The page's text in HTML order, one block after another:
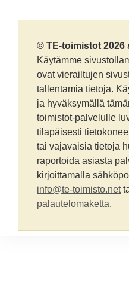
© TE-toimistot 2026
Käytämme
ovat vierailtujen
tallentamia tietoja.
ja hyväksymällä
toimistot-palvelulle
tilapäisesti
tai vajavaisia tietoja
raportoida asiasta
kirjoittamalla
info@te-toimisto.net
palautelomaketta.